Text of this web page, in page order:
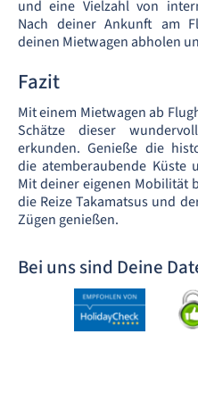
und eine Vielzahl von
Nach deiner Ankunft am
deinen Mietwagen abholen
Fazit
Mit einem Mietwagen ab
Schätze dieser
erkunden. Genieße die
die atemberaubende Küste
Mit deiner eigenen Mobilität
die Reize Takamatsus und
Zügen genießen.
Bei uns sind Deine